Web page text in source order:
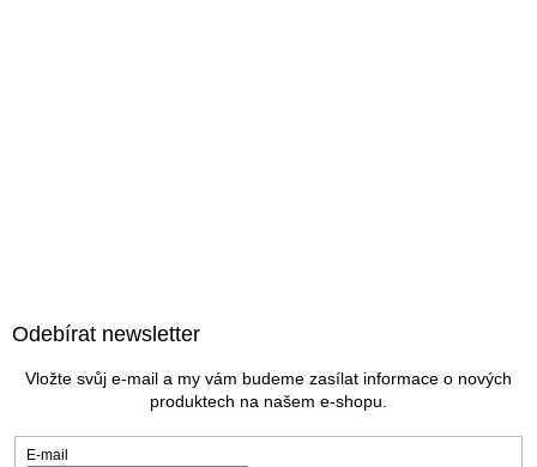
Odebírat newsletter
Vložte svůj e-mail a my vám budeme zasílat informace o nových
produktech na našem e-shopu.
E-mail